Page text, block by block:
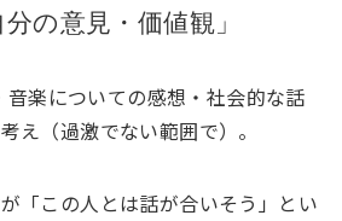
の意見・価値観」
楽についての感想・社会的な話
え（過激でない範囲で）。
「この人とは話が合いそう」とい